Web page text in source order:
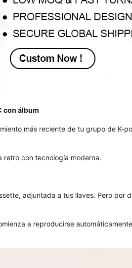
con álbum
más reciente de tu grupo de K-
con tecnología moderna.
adjuntada a tus llaves. Pero por
a reproducirse